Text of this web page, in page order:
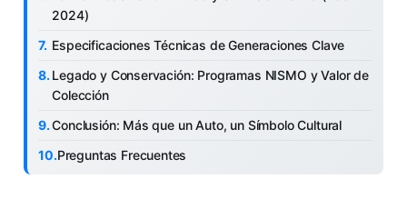
2024)
Especificaciones Técnicas de Generaciones Clave
Legado y Conservación: Programas NISMO y Valor de
Colección
Conclusión: Más que un Auto, un Símbolo Cultural
Preguntas Frecuentes